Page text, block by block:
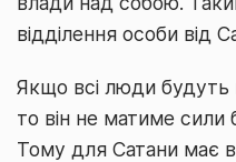
відділення особи від
Якщо всі люди будуть
то він не матиме сили
Тому для Сатани має